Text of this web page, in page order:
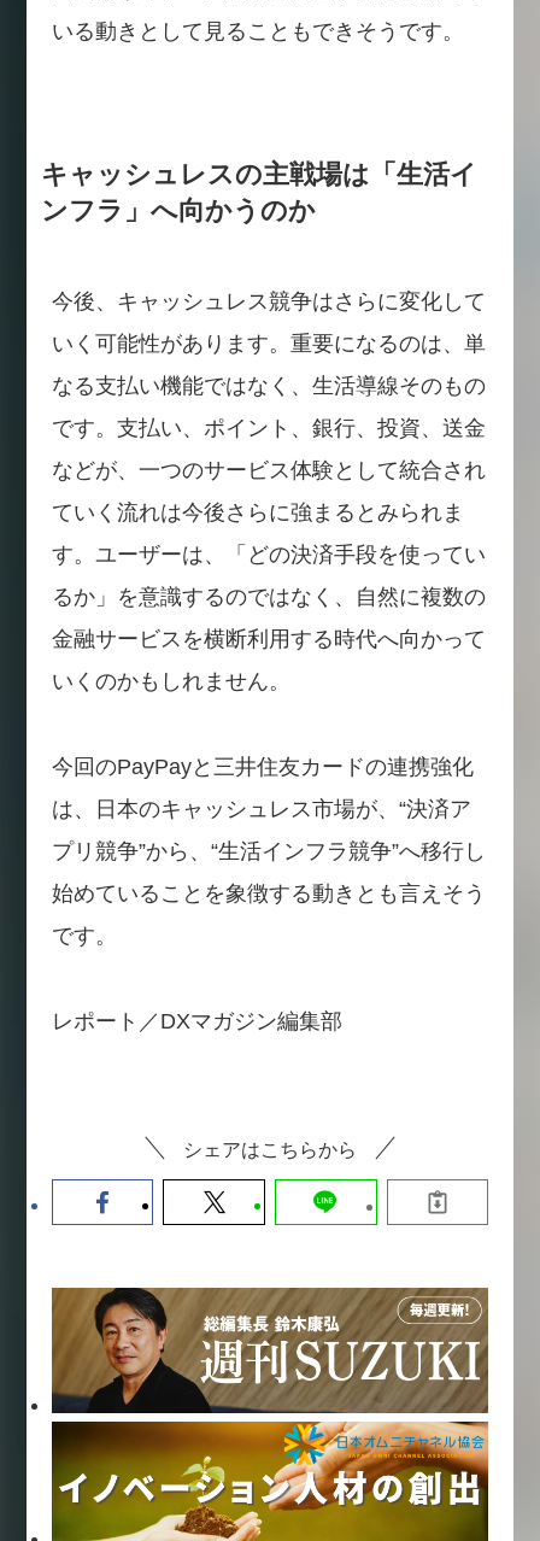
いる動きとして見ることもできそうです。
キャッシュレスの主戦場は「生活イ
ンフラ」へ向かうのか
今後、キャッシュレス競争はさらに変化して
いく可能性があります。重要になるのは、単
なる支払い機能ではなく、生活導線そのもの
です。支払い、ポイント、銀行、投資、送金
などが、一つのサービス体験として統合され
ていく流れは今後さらに強まるとみられま
す。ユーザーは、「どの決済手段を使ってい
るか」を意識するのではなく、自然に複数の
金融サービスを横断利用する時代へ向かって
いくのかもしれません。
今回のPayPayと三井住友カードの連携強化
は、日本のキャッシュレス市場が、“決済ア
プリ競争”から、“生活インフラ競争”へ移行し
始めていることを象徴する動きとも言えそう
です。
レポート／DXマガジン編集部
シェアはこちらから